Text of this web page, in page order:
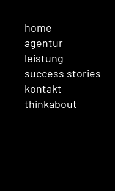
home
agentur
leistung
success stories
kontakt
thinkabout